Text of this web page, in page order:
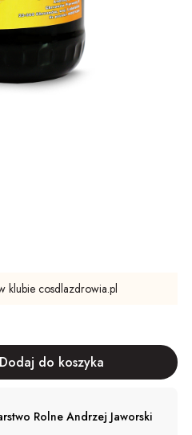
klubie cosdlazdrowia.pl
Rolne Andrzej Jaworski